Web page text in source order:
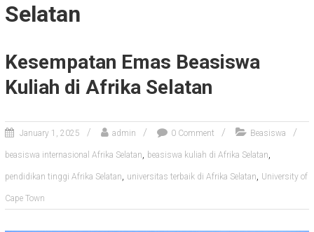
Selatan
Kesempatan Emas Beasiswa
Kuliah di Afrika Selatan
January 1, 2025 admin 0 Comment Beasiswa
beasiswa internasional Afrika Selatan, beasiswa kuliah di Afrika Selatan,
pendidikan tinggi Afrika Selatan, universitas terbaik di Afrika Selatan, University of
Cape Town